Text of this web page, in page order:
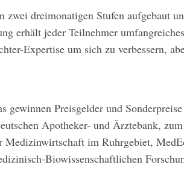
zwei dreimonatigen Stufen aufgebaut
erhält jeder Teilnehmer
Expertise um sich zu verbessern,
gewinnen Preisgelder und
Apotheker- und Ärztebank,
Medizinwirtschaft im Ruhrgebiet,
Biowissenschaftlichen